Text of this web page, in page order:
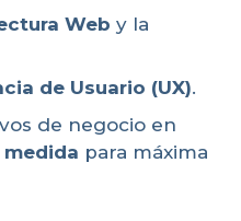
Web y la
de Usuario (UX).
de negocio en
para máxima